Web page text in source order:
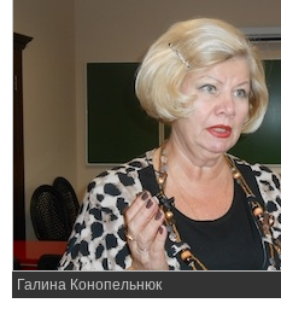
Галина Конопельнюк